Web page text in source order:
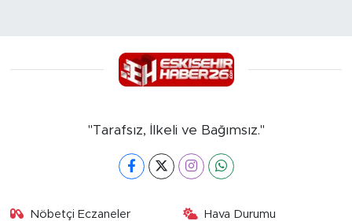
"Tarafsız, İlkeli ve Bağımsız."
Nöbetçi Eczaneler Hava Durumu